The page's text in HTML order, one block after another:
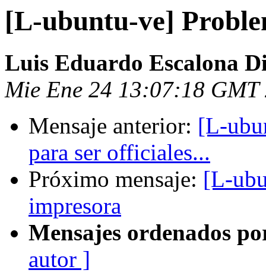
[L-ubuntu-ve]
Luis Eduardo Escalona
Mie Ene 24 13:07:18 GMT
Mensaje anterior: [L-
para ser officiales...
Próximo mensaje: [L-
impresora
Mensajes ordenados
autor ]